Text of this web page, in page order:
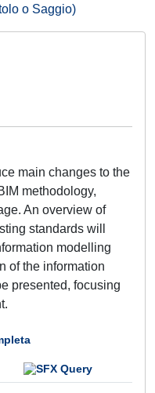
o Saggio)
main changes to the
methodology,
An overview of
standards will
modelling
of the information
presented, focusing